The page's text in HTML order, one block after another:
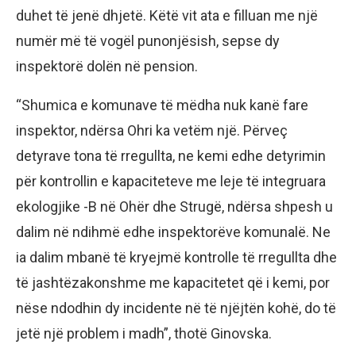
duhet të jenë dhjetë. Këtë vit ata e filluan me një
numër më të vogël punonjësish, sepse dy
inspektorë dolën në pension.
“Shumica e komunave të mëdha nuk kanë fare
inspektor, ndërsa Ohri ka vetëm një. Përveç
detyrave tona të rregullta, ne kemi edhe detyrimin
për kontrollin e kapaciteteve me leje të integruara
ekologjike -B në Ohër dhe Strugë, ndërsa shpesh u
dalim në ndihmë edhe inspektorëve komunalë. Ne
ia dalim mbanë të kryejmë kontrolle të rregullta dhe
të jashtëzakonshme me kapacitetet që i kemi, por
nëse ndodhin dy incidente në të njëjtën kohë, do të
jetë një problem i madh”, thotë Ginovska.